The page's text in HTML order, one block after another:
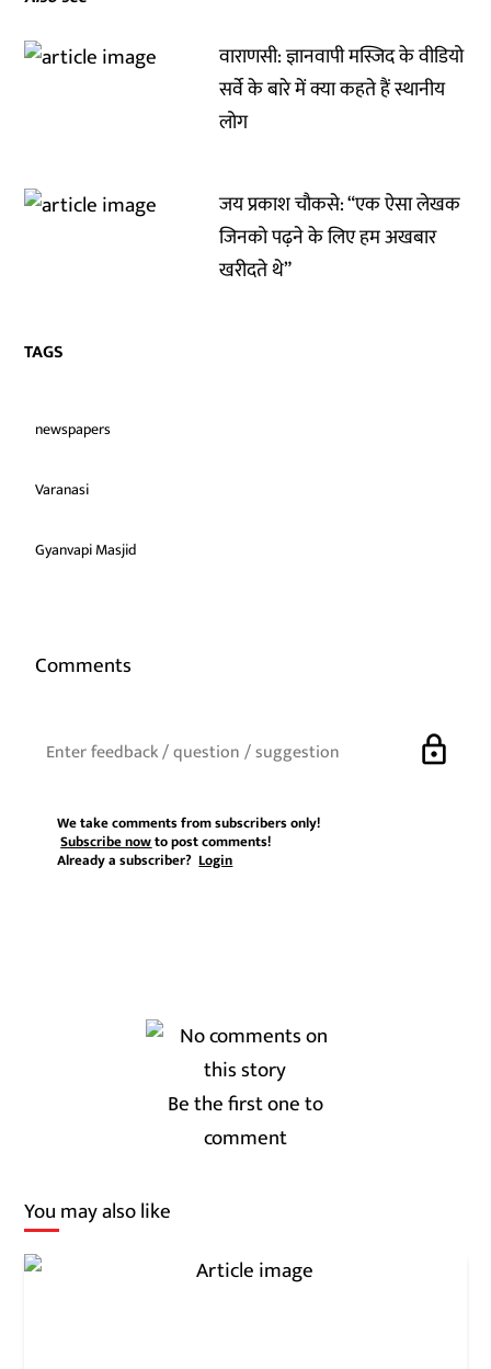
वाराणसी: ज्ञानवापी मस्जिद के वीडियो
सर्वे के बारे में क्या कहते हैं स्थानीय
लोग
जय प्रकाश चौकसे: “एक ऐसा लेखक
जिनको पढ़ने के लिए हम अखबार
खरीदते थे”
TAGS
newspapers
Varanasi
Gyanvapi Masjid
Comments
lock
We take comments from subscribers only!
Subscribe nowto post comments!
Already a subscriber?Login
Be the first one to
comment
You may also like